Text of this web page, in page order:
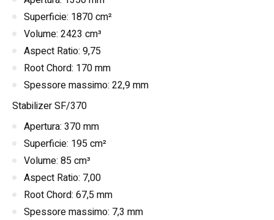
Superficie: 1870 cm²
Volume: 2423 cm³
Aspect Ratio: 9,75
Root Chord: 170 mm
Spessore massimo: 22,9 mm
Stabilizer SF/370
Apertura: 370 mm
Superficie: 195 cm²
Volume: 85 cm³
Aspect Ratio: 7,00
Root Chord: 67,5 mm
Spessore massimo: 7,3 mm